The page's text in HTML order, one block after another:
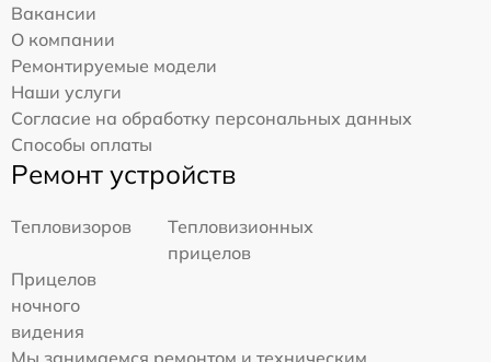
Вакансии
О компании
Ремонтируемые модели
Наши услуги
Согласие на обработку персональных данных
Способы оплаты
Ремонт устройств
Тепловизоров
Тепловизионных
прицелов
Прицелов
ночного
видения